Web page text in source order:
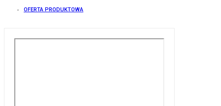
OFERTA PRODUKTOWA